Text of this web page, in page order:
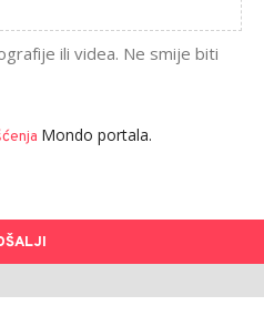
ili videa. Ne smije biti
Mondo portala.